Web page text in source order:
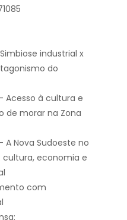
Simbiose industrial x
do
Acesso à cultura e
de morar na Zona
A Nova Sudoeste no
economia e
com